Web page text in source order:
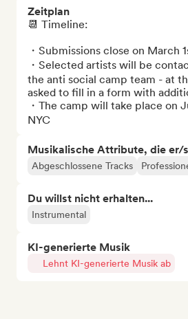
Zeitplan
📆 Timeline:
・Submissions close on March
・Selected artists will be
the anti social camp team - at
asked to fill in a form with
・The camp will take place on
NYC
Musikalische Attribute, die er/
Abgeschlossene Tracks
Du willst nicht erhalten...
Instrumental
KI-generierte Musik
Lehnt KI-generierte Musik ab